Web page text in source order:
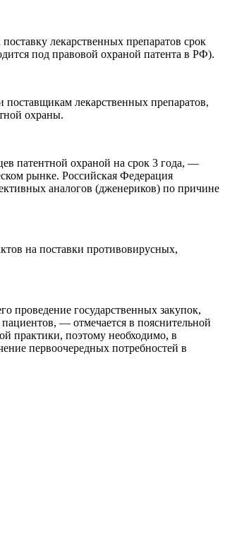
лекарственных препаратов срок
под правовой охраной патента в РФ).
поставщикам лекарственных препаратов,
охраны.
патентной охраной на срок 3 года, —
рынке. Российская Федерация
аналогов (дженериков) по причине
на поставки противовирусных,
проведение государственных закупок,
пациентов, — отмечается в пояснительной
практики, поэтому необходимо, в
первоочередных потребностей в